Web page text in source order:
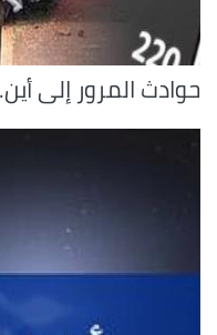
حوادث المرور إلى